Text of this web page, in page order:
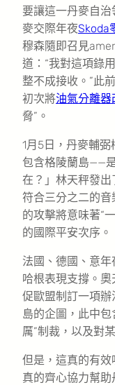
要讓這一丹麥自
麥交際年夜Skoda
穆森隨即召見
道：“我對這項錄
整不成接收。”此
初次將油氣分離器
脅”。
1月5日，丹麥輔
包含格陵蘭島——
在？」林天秤發
符合三分之二的
的攻擊將意味著“
的國際平安次序。
法國、德國、意
哈根表現支撐。奧
促歐盟制訂一項
島的企圖，此中
厲”制裁，以及對
但是，這真的有
真的齊心協力幫